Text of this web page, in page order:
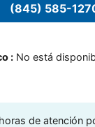
(845) 585-
: No está
de atención